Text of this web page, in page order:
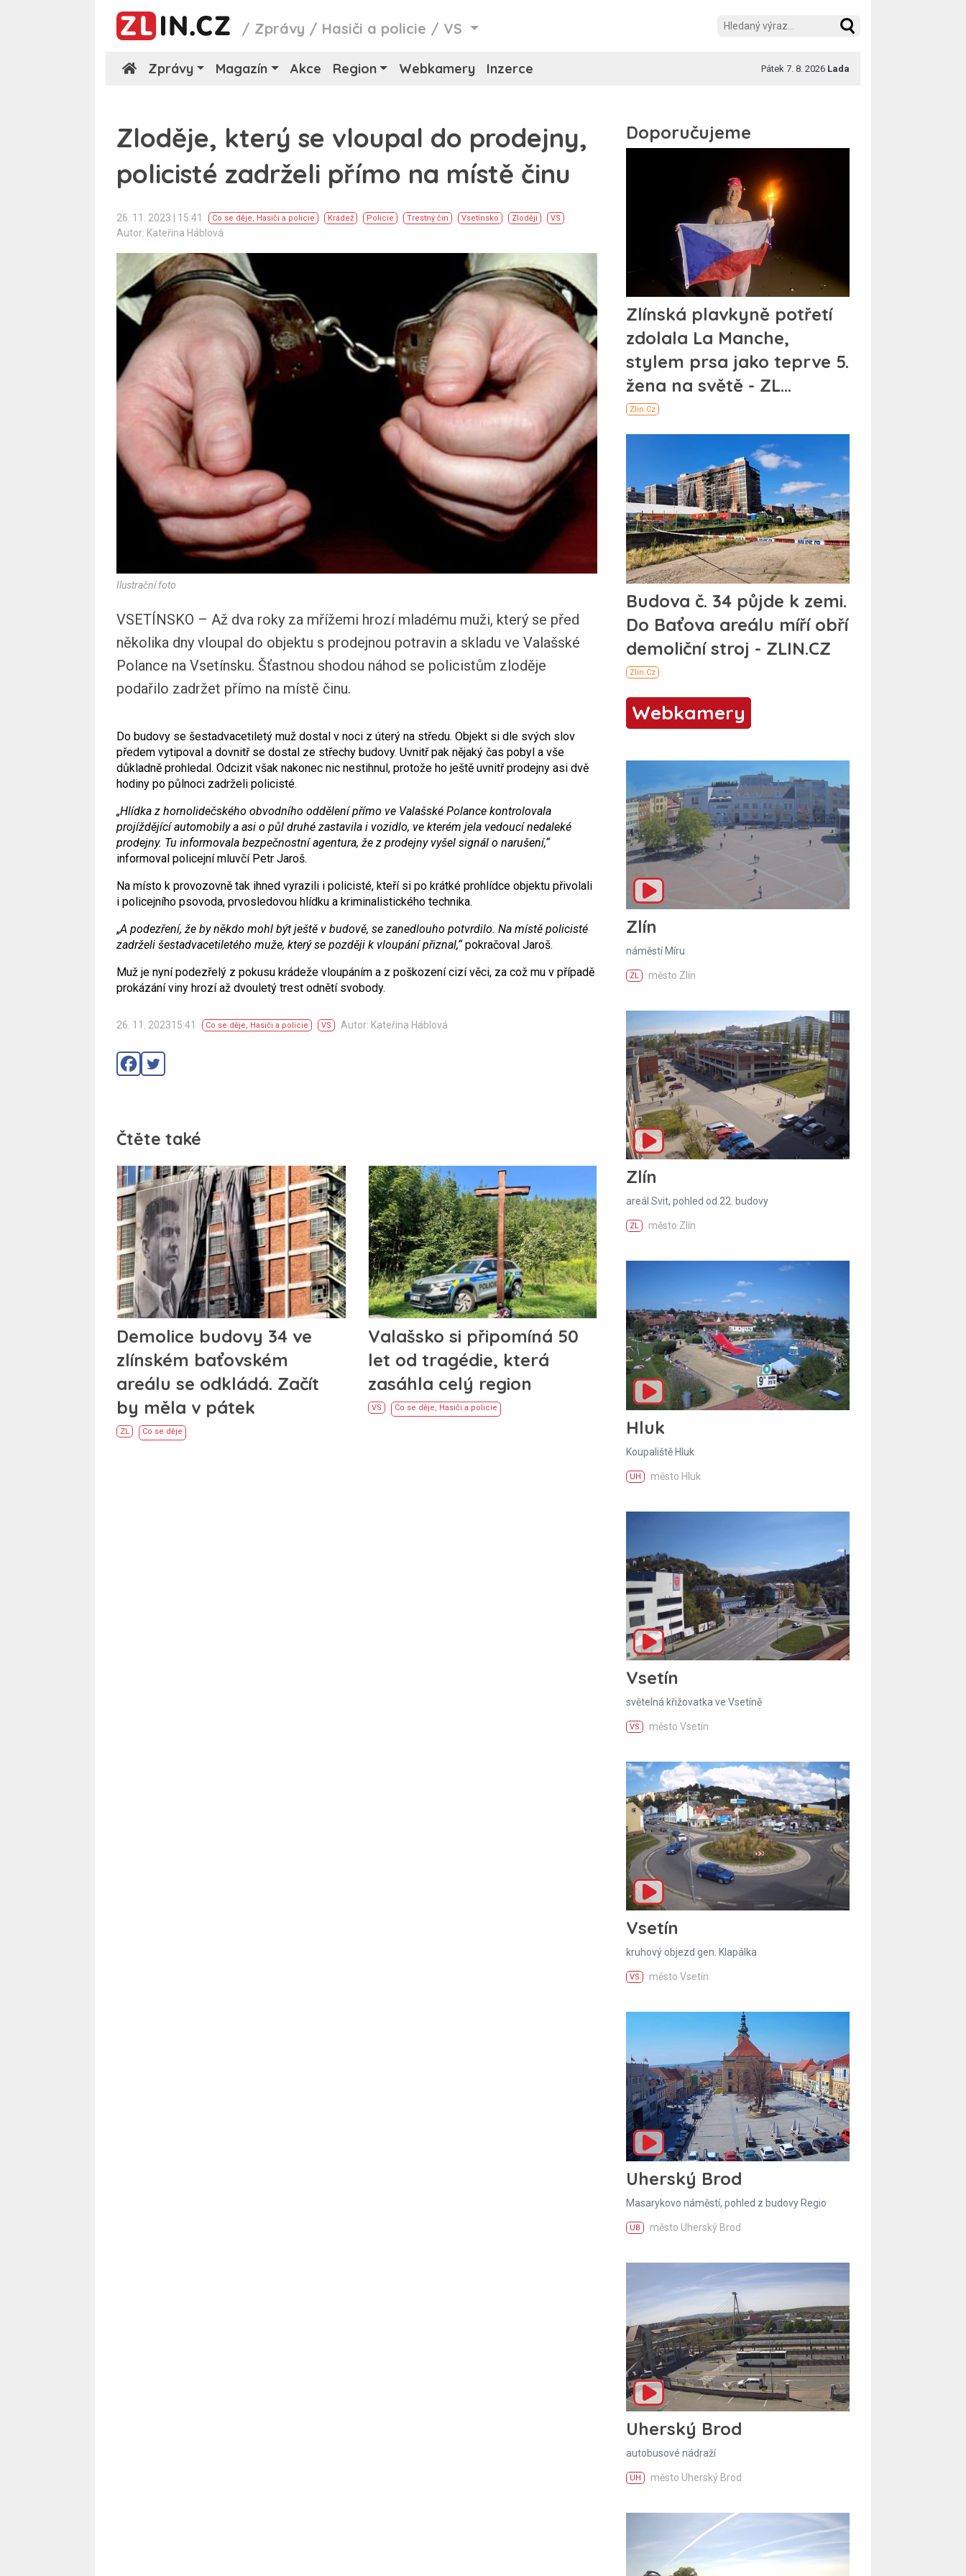
/ Zprávy / Hasiči a policie / VS
Zprávy Magazín Akce Region Webkamery Inzerce Pátek 7. 8. 2026 Lada
Zloděje, který se vloupal do prodejny,
policisté zadrželi přímo na místě činu
26. 11. 2023 | 15:41 Co se děje, Hasiči a policie Krádež Policie Trestný čin Vsetínsko Zloději VS
Autor: Kateřina Háblová
Ilustrační foto
VSETÍNSKO – Až dva roky za mřížemi hrozí mladému muži, který se před
několika dny vloupal do objektu s prodejnou potravin a skladu ve Valašské
Polance na Vsetínsku. Šťastnou shodou náhod se policistům zloděje
podařilo zadržet přímo na místě činu.
Do budovy se šestadvacetiletý muž dostal v noci z úterý na středu. Objekt si dle svých slov
předem vytipoval a dovnitř se dostal ze střechy budovy. Uvnitř pak nějaký čas pobyl a vše
důkladně prohledal. Odcizit však nakonec nic nestihnul, protože ho ještě uvnitř prodejny asi dvě
hodiny po půlnoci zadrželi policisté.
„Hlídka z hornolidečského obvodního oddělení přímo ve Valašské Polance kontrolovala
projíždějící automobily a asi o půl druhé zastavila i vozidlo, ve kterém jela vedoucí nedaleké
prodejny. Tu informovala bezpečnostní agentura, že z prodejny vyšel signál o narušení,“
informoval policejní mluvčí Petr Jaroš.
Na místo k provozovně tak ihned vyrazili i policisté, kteří si po krátké prohlídce objektu přivolali
i policejního psovoda, prvosledovou hlídku a kriminalistického technika.
„A podezření, že by někdo mohl být ještě v budově, se zanedlouho potvrdilo. Na místě policisté
zadrželi šestadvacetiletého muže, který se později k vloupání přiznal,“pokračoval Jaroš.
Muž je nyní podezřelý z pokusu krádeže vloupáním a z poškození cizí věci, za což mu v případě
prokázání viny hrozí až dvouletý trest odnětí svobody.
26. 11. 202315:41 Co se děje, Hasiči a policie VS Autor: Kateřina Háblová
Čtěte také
Demolice budovy 34 ve
zlínském baťovském
areálu se odkládá. Začít
by měla v pátek
ZL Co se děje
Valašsko si připomíná 50
let od tragédie, která
zasáhla celý region
VS Co se děje, Hasiči a policie
Webkamery
Zlín
náměstí Míru
ZL město Zlín
Zlín
areál Svit, pohled od 22. budovy
ZL město Zlín
Hluk
Koupaliště Hluk
UH město Hluk
Vsetín
světelná křižovatka ve Vsetíně
VS město Vsetín
Vsetín
kruhový objezd gen. Klapálka
VS město Vsetín
Uherský Brod
Masarykovo náměstí, pohled z budovy Regio
UB město Uherský Brod
Uherský Brod
autobusové nádraží
UH město Uherský Brod